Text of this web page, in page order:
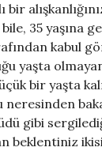
35 yaşına
kabul
yaşta
bir yaşta
neresinden
gibi
beklentiniz